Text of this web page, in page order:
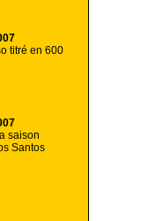
titré en 600
saison
Santos